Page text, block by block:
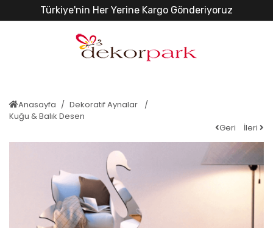
Türkiye'nin Her Yerine Kargo Gönderiyoruz
Anasayfa
Dekoratif Aynalar
Kuğu & Balık Desen
Geri
İleri